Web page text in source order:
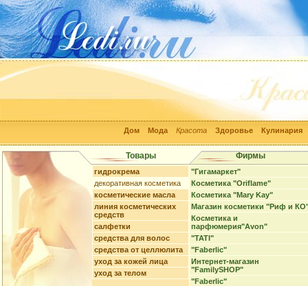
Дом Мода Красота Здоровье Кулинария
Товары Фирмы
гидрокрема
декоративная косметика
косметические масла
линия косметических
средств
салфетки
средства для волос
средства от целлюлита
уход за кожей лица
уход за телом
"Гигамаркет"
Косметика "Oriflame"
Косметика "Mary Kay"
Магазин косметики "Риф и
Косметика и
парфюмерия"Avon"
"TATI"
"Faberlic"
Интернет-магазин
"FamilySHOP"
"Faberlic"